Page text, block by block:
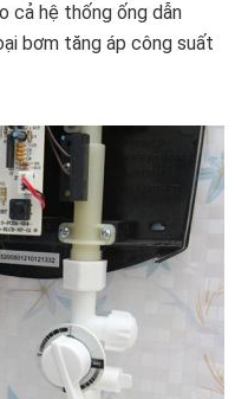
cả hệ thống ống dẫn
bơm tăng áp công suất